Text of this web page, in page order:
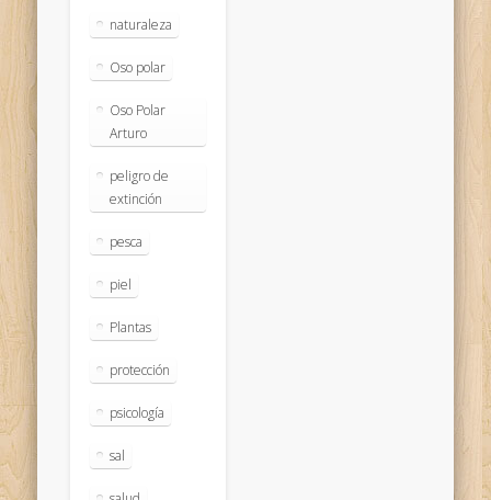
naturaleza
Oso polar
Oso Polar
Arturo
peligro de
extinción
pesca
piel
Plantas
protección
psicología
sal